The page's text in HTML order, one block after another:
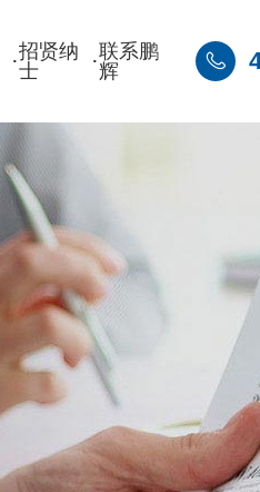
·招贤纳
士
·联系鹏
辉
